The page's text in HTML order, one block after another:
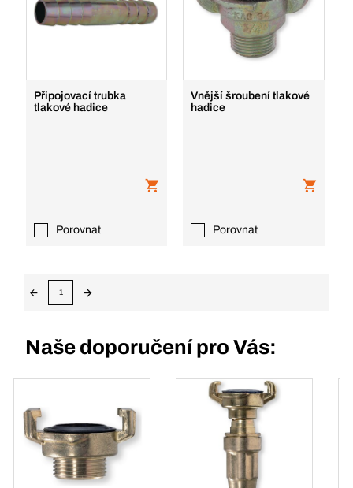
Připojovací trubka
tlakové hadice
Porovnat
Vnější šroubení tlakové
hadice
Porovnat
1
Naše doporučení pro Vás: